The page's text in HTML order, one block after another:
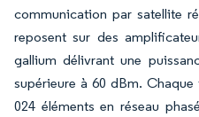
communication par satellite
reposent sur des
gallium délivrant une
supérieure à 60 dBm.
024 éléments en réseau